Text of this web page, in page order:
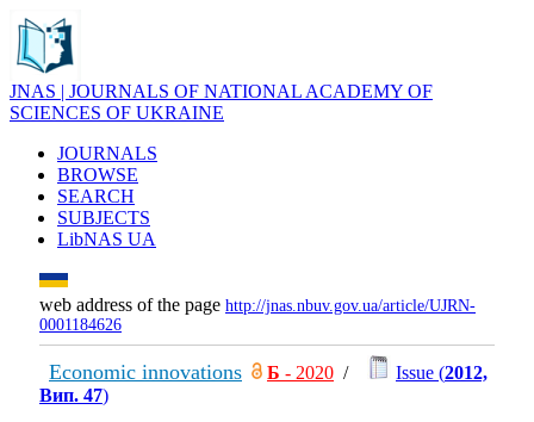
JNAS | JOURNALS OF NATIONAL ACADEMY OF
SCIENCES OF UKRAINE
JOURNALS
BROWSE
SEARCH
SUBJECTS
LibNAS UA
web address of the page http://jnas.nbuv.gov.ua/article/UJRN-
0001184626
Economic innovations Б - 2020 / Issue (2012,
Вип. 47)